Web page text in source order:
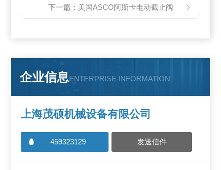
下一篇： 美国ASCO阿斯卡电动截止阀
企业信息ENTERPRISE INFORMATION
上海茂硕机械设备有限公司
459323129 发送信件